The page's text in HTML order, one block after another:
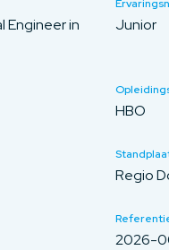
Engineer in
Junior
HBO
Regio
2026-